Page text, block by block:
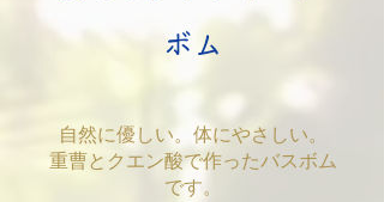
ボム
自然に優しい。体にやさしい。
​重曹とクエン酸で作ったバスボム
です。